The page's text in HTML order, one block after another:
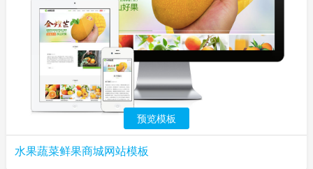
预览模板
水果蔬菜鲜果商城网站模板